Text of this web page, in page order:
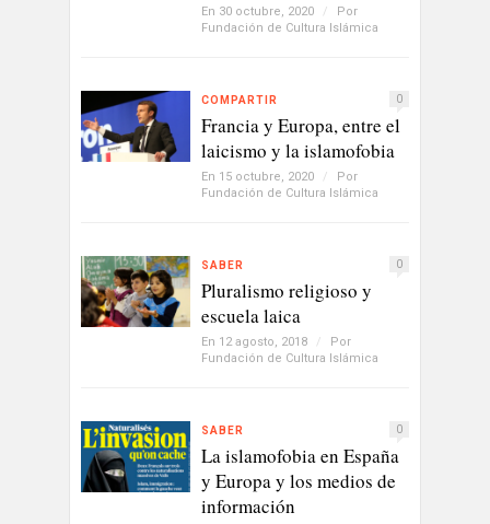
En 30 octubre, 2020 /
Por
Fundación de Cultura Islámica
COMPARTIR 0
Francia y Europa, entre el
laicismo y la islamofobia
En 15 octubre, 2020 /
Por
Fundación de Cultura Islámica
SABER 0
Pluralismo religioso y
escuela laica
En 12 agosto, 2018 /
Por
Fundación de Cultura Islámica
SABER 0
La islamofobia en España
y Europa y los medios de
información